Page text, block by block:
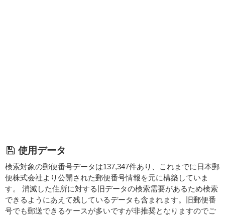
使用データ
検索対象の郵便番号データは137,347件あり、これまでに日本郵
便株式会社より公開された郵便番号情報を元に構築していま
す。 消滅した住所に対する旧データの検索需要があるため検索
できるようにあえて残しているデータも含まれます。旧郵便番
号でも郵送できるケースが多いですが非推奨となりますのでご